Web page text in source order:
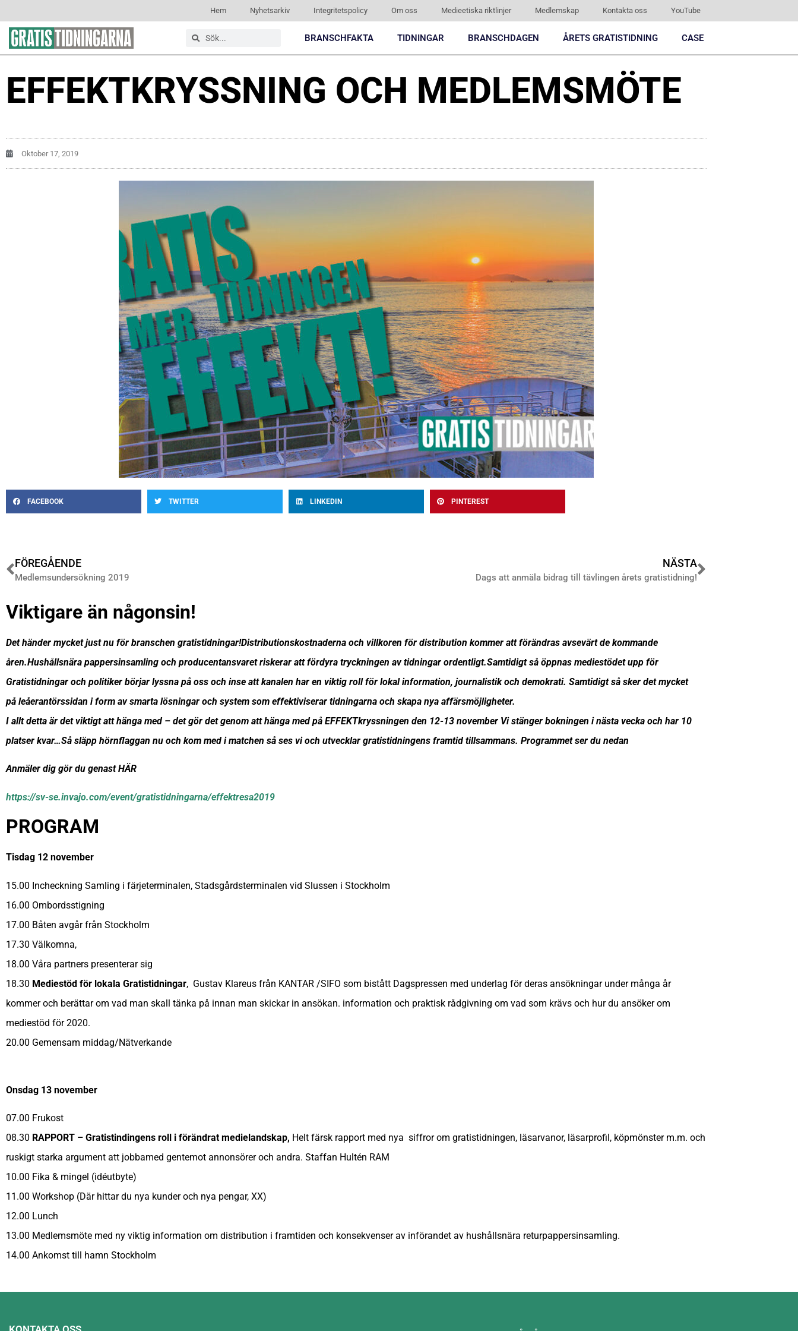
Hem Nyhetsarkiv Integritetspolicy Om oss Medieetiska riktlinjer Medlemskap Kontakta oss YouTube
BRANSCHFAKTA TIDNINGAR BRANSCHDAGEN ÅRETS GRATISTIDNING CASE
EFFEKTKRYSSNING OCH MEDLEMSMÖTE
Oktober 17, 2019
FACEBOOK TWITTER LINKEDIN PINTEREST
FÖREGÅENDE
Medlemsundersökning 2019
NÄSTA
Dags att anmäla bidrag till tävlingen årets gratistidning!
Viktigare än någonsin!
Det händer mycket just nu för branschen gratistidningar!Distributionskostnaderna och villkoren för distribution kommer att förändras avsevärt de kommande
åren.Hushållsnära pappersinsamling och producentansvaret riskerar att fördyra tryckningen av tidningar ordentligt.Samtidigt så öppnas mediestödet upp för
Gratistidningar och politiker börjar lyssna på oss och inse att kanalen har en viktig roll för lokal information, journalistik och demokrati. Samtidigt så sker det mycket
på leåerantörssidan i form av smarta lösningar och system som effektiviserar tidningarna och skapa nya affärsmöjligheter.
I allt detta är det viktigt att hänga med – det gör det genom att hänga med på EFFEKTkryssningen den 12-13 november Vi stänger bokningen i nästa vecka och har 10
platser kvar…Så släpp hörnflaggan nu och kom med i matchen så ses vi och utvecklar gratistidningens framtid tillsammans. Programmet ser du nedan
Anmäler dig gör du genast HÄR
https://sv-se.invajo.com/event/gratistidningarna/effektresa2019
PROGRAM
Tisdag 12 november
15.00 Incheckning Samling i färjeterminalen, Stadsgårdsterminalen vid Slussen i Stockholm
16.00 Ombordsstigning
17.00 Båten avgår från Stockholm
17.30 Välkomna,
18.00 Våra partners presenterar sig
18.30 Mediestöd för lokala Gratistidningar, Gustav Klareus från KANTAR /SIFO som bistått Dagspressen med underlag för deras ansökningar under många år
kommer och berättar om vad man skall tänka på innan man skickar in ansökan. information och praktisk rådgivning om vad som krävs och hur du ansöker om
mediestöd för 2020.
20.00 Gemensam middag/Nätverkande
Onsdag 13 november
07.00 Frukost
08.30 RAPPORT – Gratistindingens roll i förändrat medielandskap, Helt färsk rapport med nya siffror om gratistidningen, läsarvanor, läsarprofil, köpmönster m.m. och
ruskigt starka argument att jobbamed gentemot annonsörer och andra. Staffan Hultén RAM
10.00 Fika & mingel (idéutbyte)
11.00 Workshop (Där hittar du nya kunder och nya pengar, XX)
12.00 Lunch
13.00 Medlemsmöte med ny viktig information om distribution i framtiden och konsekvenser av införandet av hushållsnära returpappersinsamling.
14.00 Ankomst till hamn Stockholm